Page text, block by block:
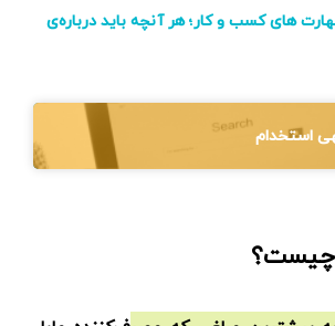
های کسب و کار؛ هر آنچه باید درباره‌ی
استخدام